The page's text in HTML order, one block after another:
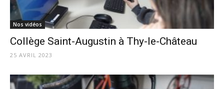
Nos vidéos
Collège Saint-Augustin à Thy-le-Château
25 AVRIL 2023